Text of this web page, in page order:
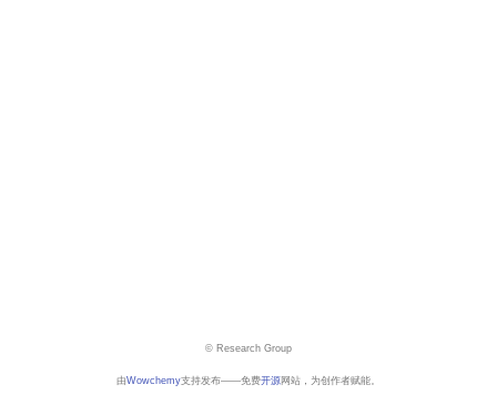
© Research Group
由Wowchemy支持发布——免费开源网站，为创作者赋能。